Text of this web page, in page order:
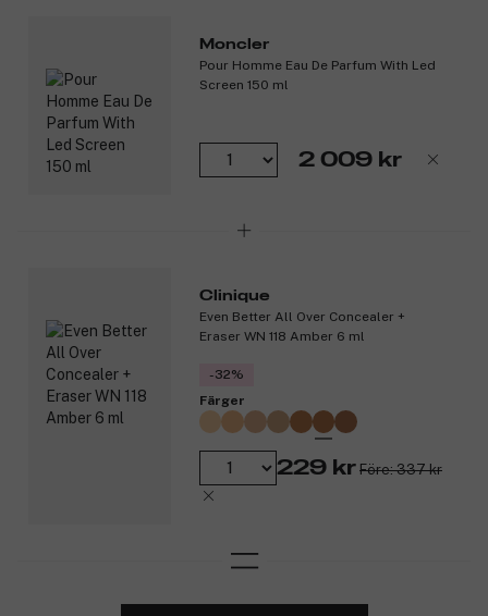
Moncler
Pour Homme Eau De Parfum With Led
Screen 150 ml
2 009 kr
Clinique
Even Better All Over Concealer +
Eraser WN 118 Amber 6 ml
-32%
Färger
229 kr Före: 337 kr